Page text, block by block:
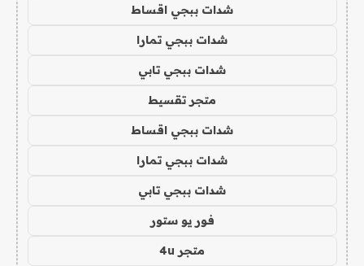
شدات ببجي اقساط
شدات ببجي تمارا
شدات ببجي تابي
متجر تقسيط
شدات ببجي اقساط
شدات ببجي تمارا
شدات ببجي تابي
فور يو ستور
متجر 4u